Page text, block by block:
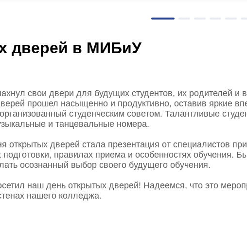
Стоимость обучения
Мы в соцсетях
дверей в МИБиУ
свои двери для будущих студентов, их родителей и
прошел насыщенно и продуктивно, оставив яркие
студенческим советом. Талантливые
и танцевальные номера.
открытых дверей стала презентация от специалистов
подготовки, правилах приема и особенностях
осознанный выбор своего будущего обучения.
наш день открытых дверей! Надеемся, что это
нашего колледжа.